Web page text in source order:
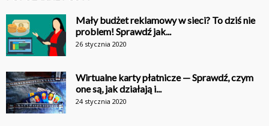
Mały budżet reklamowy w sieci? To dziś nie
problem! Sprawdź jak...
26 stycznia 2020
Wirtualne karty płatnicze — Sprawdź, czym
one są, jak działają i...
24 stycznia 2020